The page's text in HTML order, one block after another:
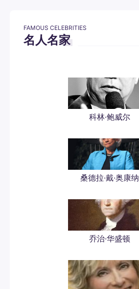
FAMOUS CELEBRITIES
名人名家
科林·鲍威尔
桑德拉·戴·奥康纳
乔治·华盛顿